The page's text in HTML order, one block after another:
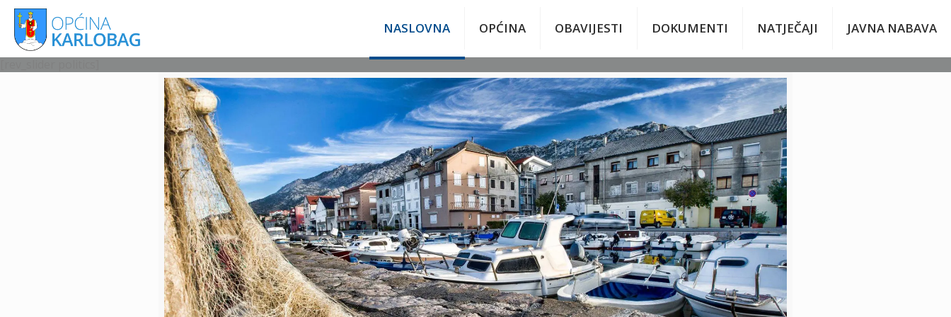
NASLOVNA OPĆINA OBAVIJESTI DOKUMENTI NATJEČAJI JAVNA NABAVA